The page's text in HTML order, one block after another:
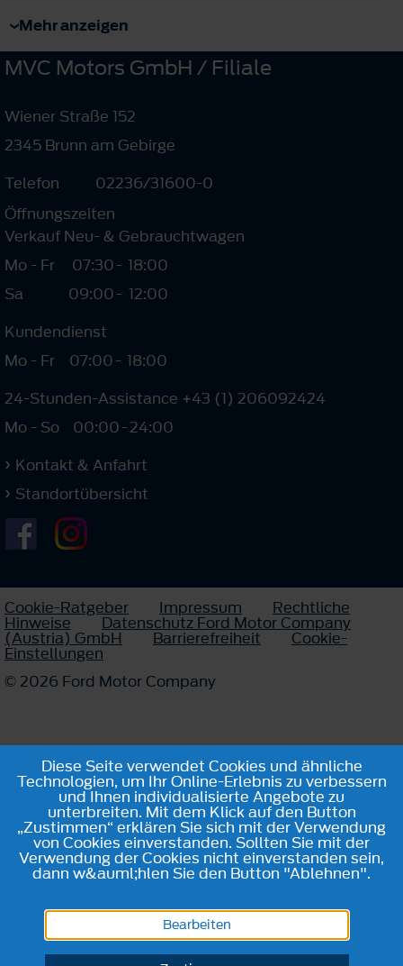
Mehr anzeigen
MVC Motors GmbH / Filiale
Wiener Straße 152
2345 Brunn am Gebirge
Telefon
02236/31600-0
Öffnungszeiten
Verkauf Neu- & Gebrauchtwagen
Mo - Fr
07:30- 18:00
Sa
09:00- 12:00
Kundendienst
Mo - Fr
07:00- 18:00
24-Stunden-Assistance +43 (1) 206092424
Mo - So
00:00-24:00
Kontakt & Anfahrt
Standortübersicht
Cookie-Ratgeber Impressum Rechtliche
Hinweise Datenschutz Ford Motor Company
(Austria) GmbH Barrierefreiheit Cookie-
Einstellungen
© 2026 Ford Motor Company
Diese Seite verwendet Cookies und ähnliche
Technologien, um Ihr Online-Erlebnis zu verbessern
und Ihnen individualisierte Angebote zu
unterbreiten. Mit dem Klick auf den Button
„Zustimmen“ erklären Sie sich mit der Verwendung
von Cookies einverstanden. Sollten Sie mit der
Verwendung der Cookies nicht einverstanden sein,
dann w&auml;hlen Sie den Button "Ablehnen".
Bearbeiten